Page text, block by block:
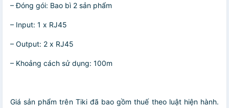
– Đóng gói: Bao bì 2 sản phẩm
– Input: 1 x RJ45
– Output: 2 x RJ45
– Khoảng cách sử dụng: 100m
Giá sản phẩm trên Tiki đã bao gồm thuế theo luật hiện hành.